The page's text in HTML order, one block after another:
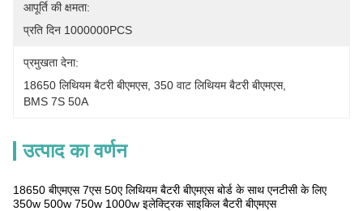
आपूर्ति की क्षमता:
प्रति दिन 1000000PCS
प्रमुखता देना:
18650 लिथियम बैटरी बीएमएस, 350 वाट लिथियम बैटरी बीएमएस,
BMS 7S 50A
उत्पाद का वर्णन
18650 बीएमएस 7एस 50ए लिथियम बैटरी बीएमएस बोर्ड के साथ एनटीसी के लिए
350w 500w 750w 1000w इलेक्ट्रिक साइकिल बैटरी बीएमएस